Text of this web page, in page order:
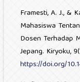
Framesti, A. J., &
Mahasiswa
Dosen Terhadap
Jepang. Kiryoku,
https://doi.org/